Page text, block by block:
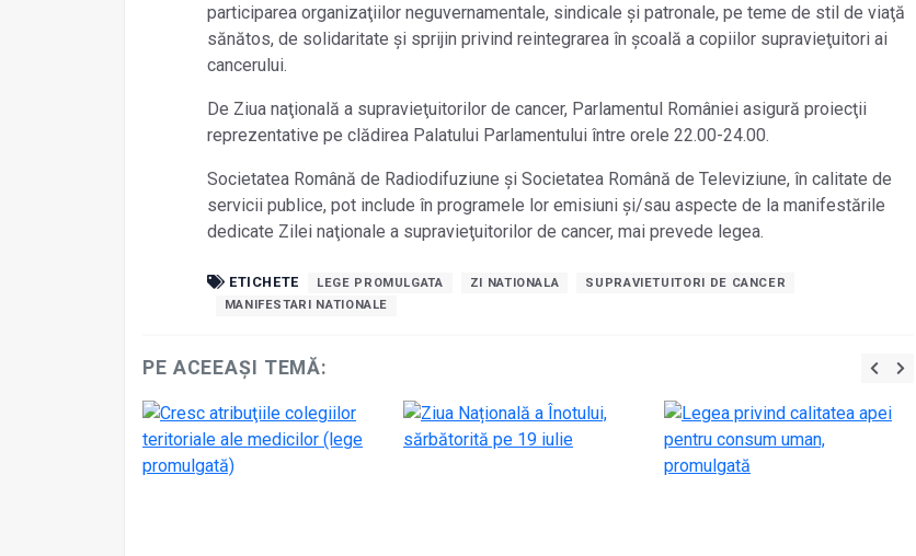
participarea organizaţiilor neguvernamentale, sindicale şi patronale, pe teme de stil de viaţă
sănătos, de solidaritate şi sprijin privind reintegrarea în şcoală a copiilor supravieţuitori ai
cancerului.
De Ziua naţională a supravieţuitorilor de cancer, Parlamentul României asigură proiecţii
reprezentative pe clădirea Palatului Parlamentului între orele 22.00-24.00.
Societatea Română de Radiodifuziune şi Societatea Română de Televiziune, în calitate de
servicii publice, pot include în programele lor emisiuni şi/sau aspecte de la manifestările
dedicate Zilei naţionale a supravieţuitorilor de cancer, mai prevede legea.
ETICHETE LEGE PROMULGATA ZI NATIONALA
SUPRAVIETUITORI DE CANCER
MANIFESTARI NATIONALE
PE ACEEAȘI TEMĂ: